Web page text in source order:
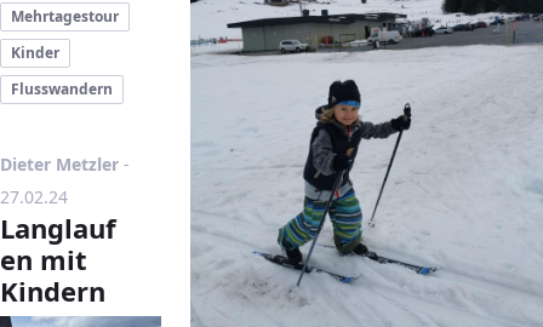
Mehrtagestour
Kinder
Flusswandern
Dieter Metzler - Publikationsdatum
27.02.24
Langlauf
en mit
Kindern